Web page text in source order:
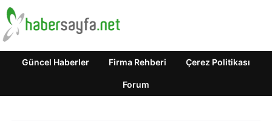
Güncel Haberler Firma Rehberi Çerez Politikası
Forum